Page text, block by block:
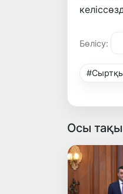
Бөлісу:
#Сыртқы
Осы